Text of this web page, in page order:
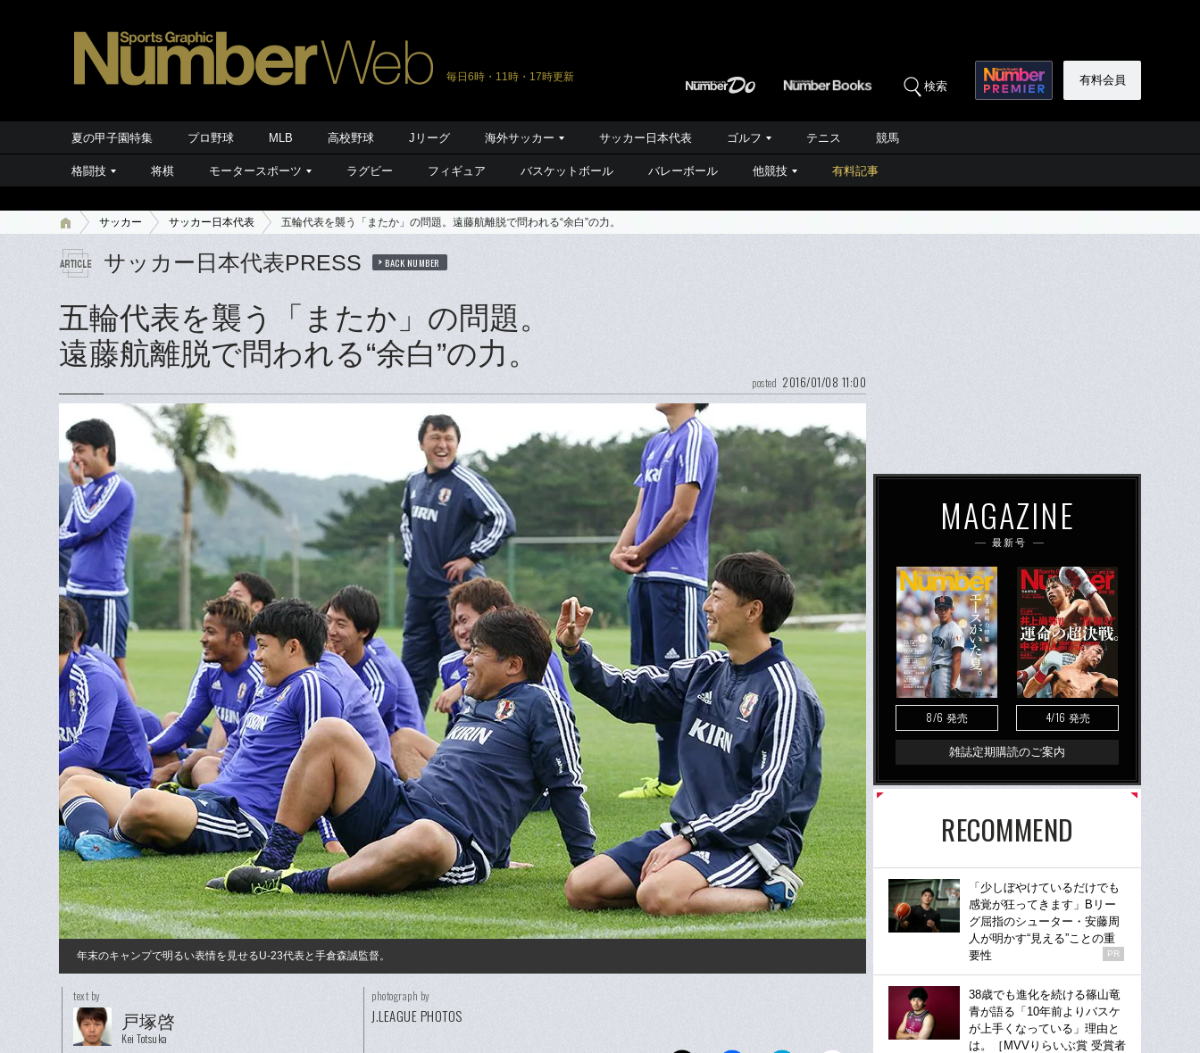
毎日6時・11時・17時更新
検索 有料会員
夏の甲子園特集 プロ野球 MLB 高校野球 Jリーグ 海外サッカー サッカー日本代表 ゴルフ テニス 競馬
格闘技 将棋 モータースポーツ ラグビー フィギュア バスケットボール バレーボール 他競技 有料記事
サッカー サッカー日本代表 五輪代表を襲う「またか」の問題。遠藤航離脱で問われる“余白”の力。
サッカー日本代表PRESS BACK NUMBER
五輪代表を襲う「またか」の問題。
遠藤航離脱で問われる“余白”の力。
posted 2016/01/08 11:00
年末のキャンプで明るい表情を見せるU-23代表と手倉森誠監督。
text by
戸塚啓
Kei Totsuka
photograph by
J.LEAGUE PHOTOS
MAGAZINE
最新号
8/6 発売 4/16 発売
雑誌定期購読のご案内
RECOMMEND
「少しぼやけているだけでも
感覚が狂ってきます」Bリー
グ屈指のシューター・安藤周
人が明かす“見える”ことの重
要性
PR
38歳でも進化を続ける篠山竜
青が語る「10年前よりバスケ
が上手くなっている」理由と
は。［MVVりらいぶ賞 受賞者